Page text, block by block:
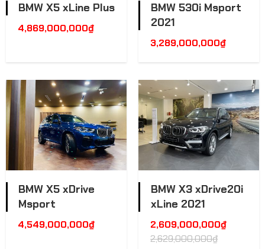
BMW X5 xLine Plus
4,869,000,000₫
BMW 530i Msport
2021
3,289,000,000₫
BMW X5 xDrive
Msport
4,549,000,000₫
BMW X3 xDrive20i
xLine 2021
2,609,000,000₫
2,629,000,000₫